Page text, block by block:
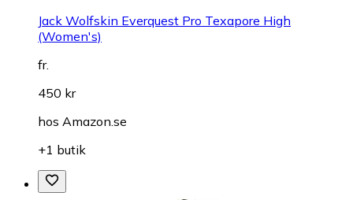
Jack Wolfskin Everquest Pro Texapore High
(Women's)
fr.
450 kr
hos Amazon.se
+1 butik